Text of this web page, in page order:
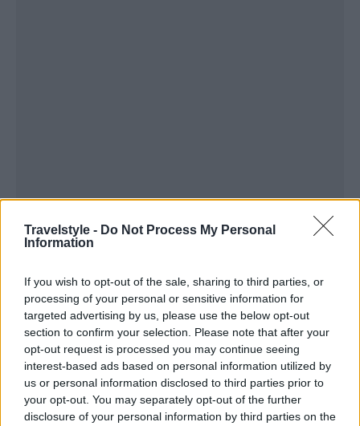
Travelstyle - Do Not Process My Personal
Information
If you wish to opt-out of the sale, sharing to third parties, or
processing of your personal or sensitive information for
targeted advertising by us, please use the below opt-out
section to confirm your selection. Please note that after your
opt-out request is processed you may continue seeing
interest-based ads based on personal information utilized by
us or personal information disclosed to third parties prior to
your opt-out. You may separately opt-out of the further
disclosure of your personal information by third parties on the